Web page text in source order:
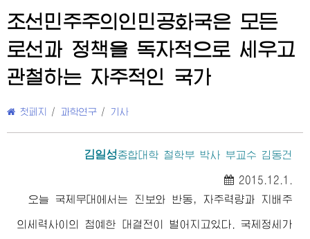
조선민주주의인민공화국은 모든
로선과 정책을 독자적으로 세우고
관철하는 자주적인 국가
첫페지 / 과학연구 / 기사
김일성종합대학 철학부 박사 부교수 김동건
2015.12.1.
오늘 국제무대에서는 진보와 반동, 자주력량과 지배주
의세력사이의 첨예한 대결전이 벌어지고있다. 국제정세가